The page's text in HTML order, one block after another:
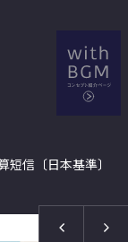
信〔日本基準〕